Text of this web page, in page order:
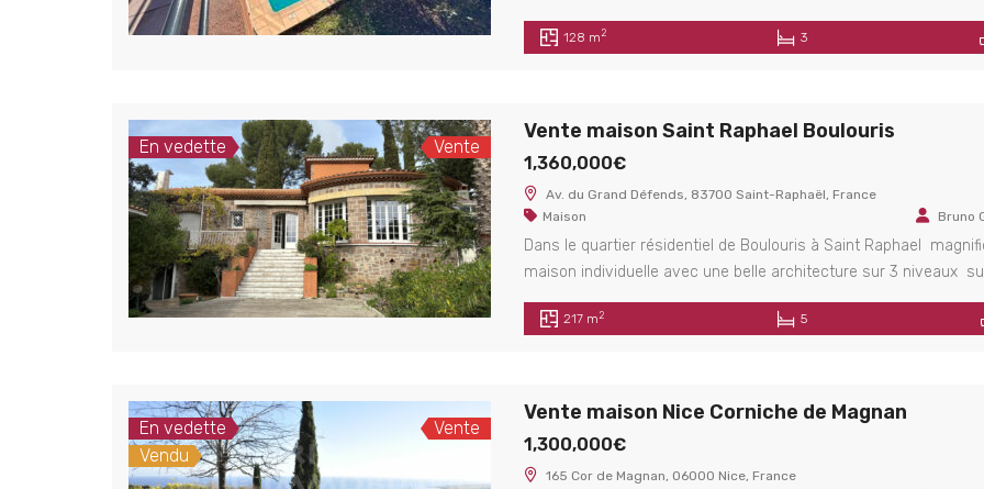
avec cuisine américaine équipée et ouvrant sur le jardin avec
128 m 2 3
En vedette Vente
Vente maison Saint Raphael Boulouris
1,360,000€
Av. du Grand Défends, 83700 Saint-Raphaël, France
Maison
Bruno
Dans le quartier résidentiel de Boulouris à Saint Raphael
maison individuelle avec une belle architecture sur 3 niveaux
terrain de 2876 m². Piscine avec pool house. Garage. studio
indépendant Les informations sur les risques auxquels ce bien
217 m 2 5
En vedette
Vendu
Vente
Vente maison Nice Corniche de Magnan
1,300,000€
165 Cor de Magnan, 06000 Nice, France